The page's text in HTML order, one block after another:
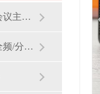
发言系统(会议主机/话筒/麦克风)
专业音箱(全频/分频/线阵)